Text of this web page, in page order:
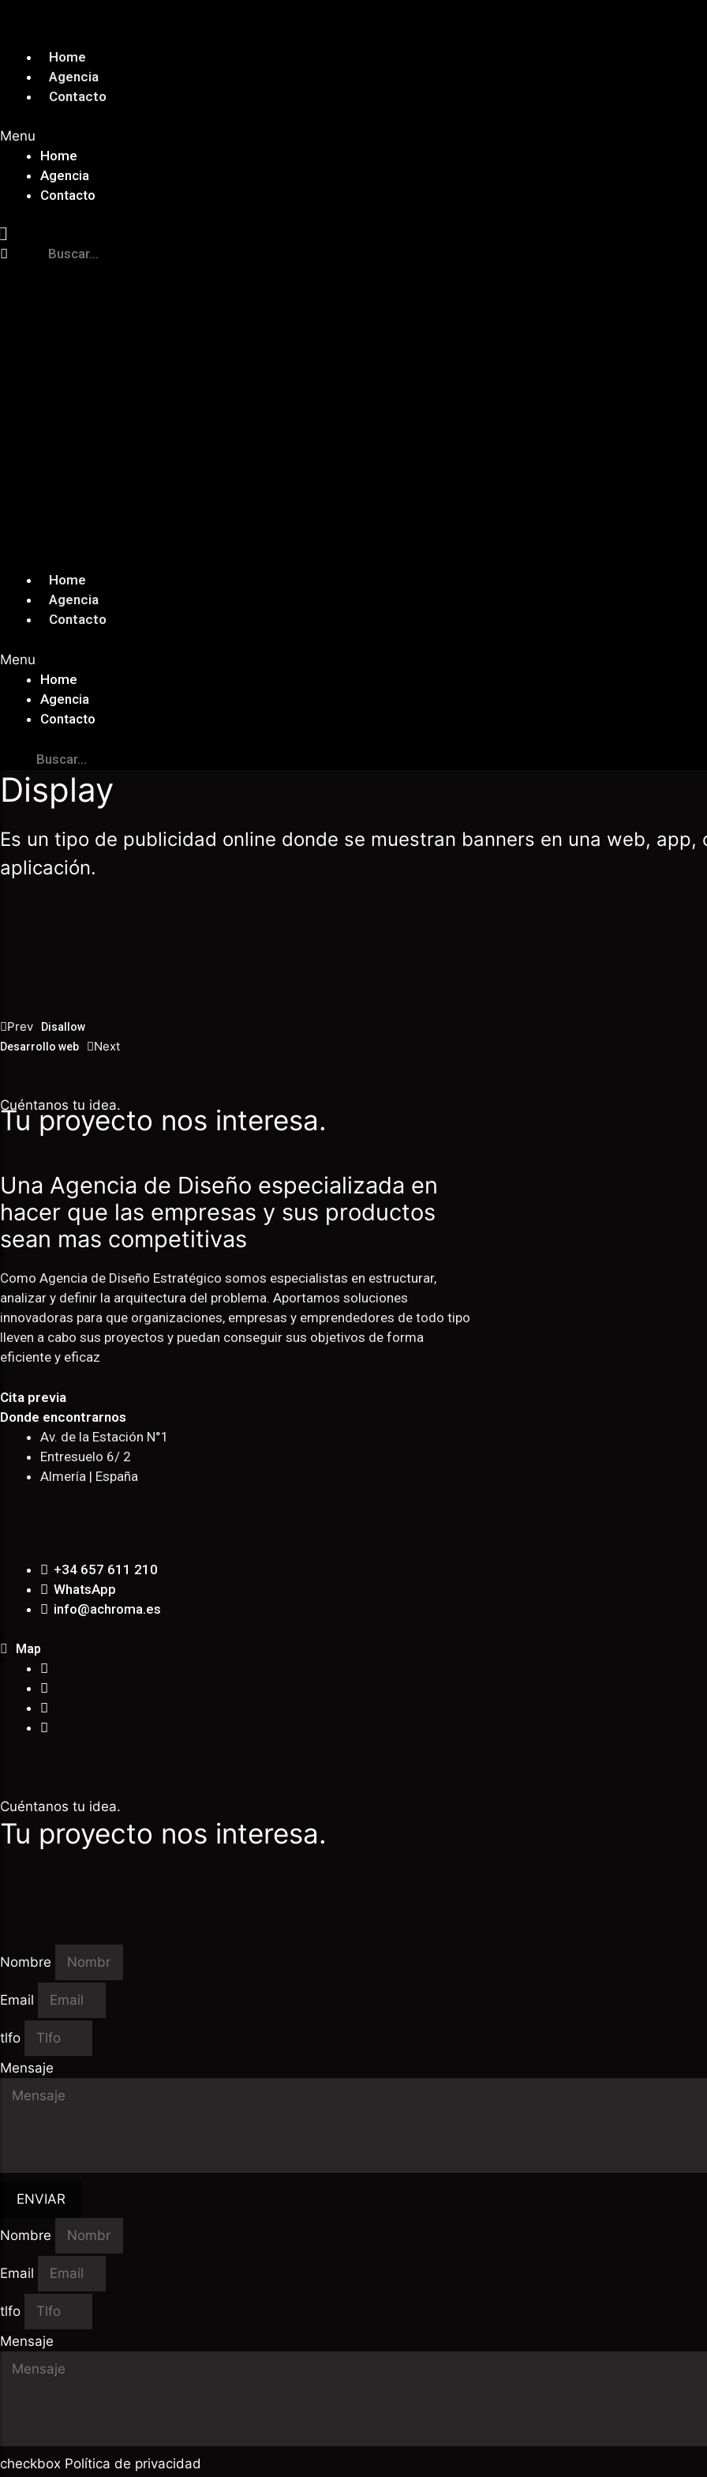
contenido
Home
Agencia
Contacto
Menu
Home
Agencia
Contacto
Home
Agencia
Contacto
Menu
Home
Agencia
Contacto
Display
Es un tipo de publicidad online donde se muestran banners en una web, app,
aplicación.
Prev
Disallow
Desarrollo web
Next
Cuéntanos tu idea.
Tu proyecto nos interesa.
Una Agencia de Diseño especializada en
hacer que las empresas y sus productos
sean mas competitivas
Como Agencia de Diseño Estratégico somos especialistas en estructurar,
analizar y definir la arquitectura del problema. Aportamos soluciones
innovadoras para que organizaciones, empresas y emprendedores de todo tipo
lleven a cabo sus proyectos y puedan conseguir sus objetivos de forma
eficiente y eficaz
Cita previa
Donde encontrarnos
Av. de la Estación N°1
Entresuelo 6/ 2
Almería | España
+34 657 611 210
WhatsApp
info@achroma.es
Map
Cuéntanos tu idea.
Tu proyecto nos interesa.
Nombre
Email
tlfo
Mensaje
ENVIAR
Nombre
Email
tlfo
Mensaje
checkbox Política de privacidad